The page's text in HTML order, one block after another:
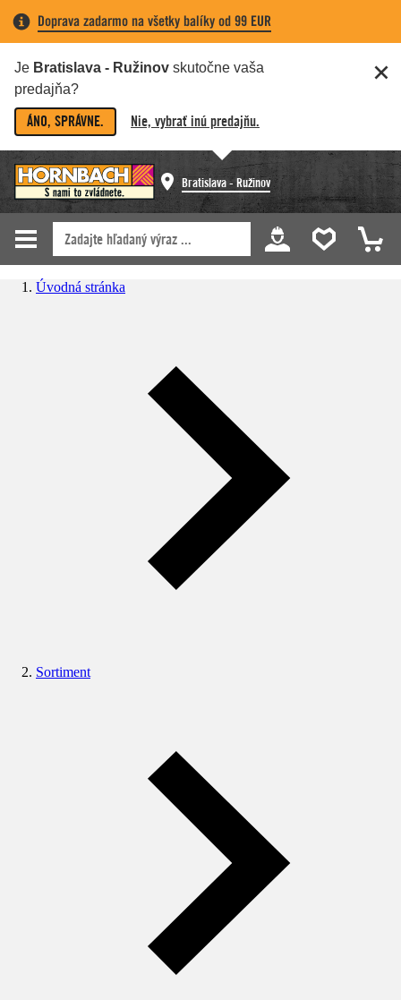
Doprava zadarmo na všetky balíky od 99 EUR
Je Bratislava - Ružinov skutočne vaša
predajňa?
ÁNO, SPRÁVNE. Nie, vybrať inú predajňu.
Bratislava - Ružinov
Úvodná stránka
Sortiment